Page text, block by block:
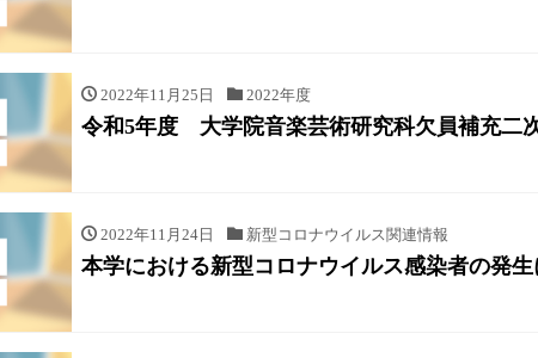
2022年11月25日 2022年度
令和5年度 大学院音楽芸術研究科欠員補充二
2022年11月24日 新型コロナウイルス関連情報
本学における新型コロナウイルス感染者の発生